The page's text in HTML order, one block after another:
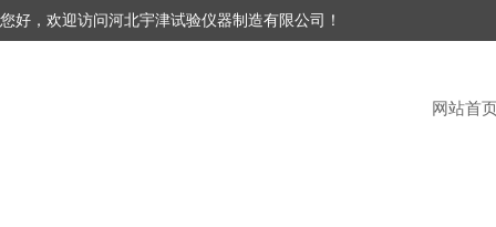
您好，欢迎访问河北宇津试验仪器制造有限公司！
网站首